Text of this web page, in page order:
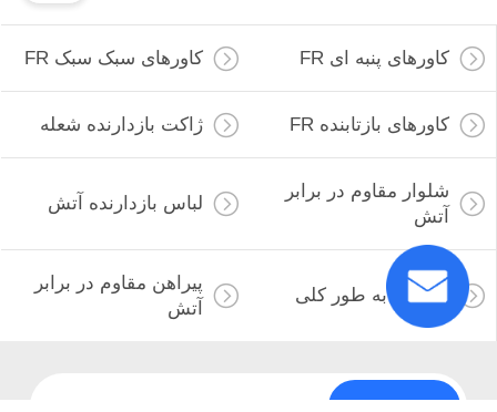
لوازم جانبی مقاوم در
برابر شعله
18
کاورهای پنبه ای FR کاورهای سبک سبک FR
کاورهای بازتابنده FR ژاکت بازدارنده شعله
شلوار مقاوم در برابر
آتش
لباس بازدارنده آتش
FR Bib به طور کلی
پیراهن مقاوم در برابر
آتش